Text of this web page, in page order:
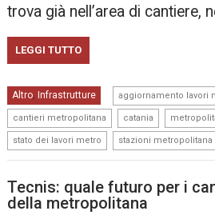
trova già nell’area di cantiere,
LEGGI TUTTO
Altro, Infrastrutture aggiornamento lavori
cantieri metropolitana catania
stato dei lavori metro stazioni metropolitana
Tecnis: quale futuro per i
della metropolitana